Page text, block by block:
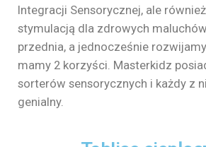
Integracji Sensorycznej, ale
stymulacją dla zdrowych
przednia, a jednocześnie
mamy 2 korzyści. Masterkidz
sorterów sensorycznych i każdy z
genialny.